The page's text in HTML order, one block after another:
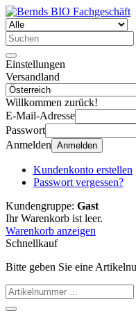
Einstellungen
Versandland
Willkommen zurück!
E-Mail-Adresse
Passwort
Anmelden Anmelden
Kundenkonto erstellen
Passwort vergessen?
Kundengruppe: Gast
Ihr Warenkorb ist leer.
Warenkorb anzeigen
Schnellkauf
Bitte geben Sie eine